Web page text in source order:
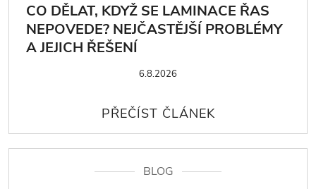
CO DĚLAT, KDYŽ SE LAMINACE ŘAS
NEPOVEDE? NEJČASTĚJŠÍ PROBLÉMY
A JEJICH ŘEŠENÍ
6.8.2026
BLOG